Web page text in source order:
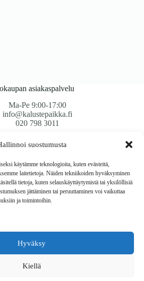
suostumusta
käytämme teknologioita, kuten evästeitä,
laitetietoja. Näiden tekniikoiden hyväksyminen
tietoja, kuten selauskäyttäytymistä tai yksilöllisiä
jättäminen tai peruuttaminen voi vaikuttaa
ja toimintoihin.
Hyväksy
Kiellä
asiakaspalvelu
Ma-Pe 9:00-17:00
info@kalustepaikka.fi
020 798 3011
/ Maksutavat
Toimitustavat
Maksutavat
Vaihto ja palautus
Reklamaatiot
© 2026 Kalustepaikka